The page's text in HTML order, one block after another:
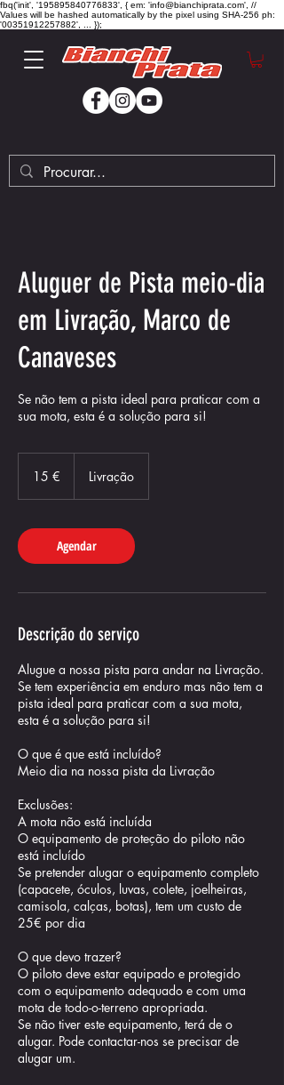
fbq('init', '195895840776833', { em: 'info@bianchiprata.com', //
Values will be hashed automatically by the pixel using SHA-256 ph:
'00351912257882', ... });
Aluguer de Pista meio-dia
em Livração, Marco de
Canaveses
Se não tem a pista ideal para praticar com a
sua mota, esta é a solução para si!
15 € Livração
Agendar
Descrição do serviço
Alugue a nossa pista para andar na Livração.
Se tem experiência em enduro mas não tem a
pista ideal para praticar com a sua mota,
esta é a solução para si!
O que é que está incluído?
Meio dia na nossa pista da Livração
Exclusões:
A mota não está incluída
O equipamento de proteção do piloto não
está incluído
Se pretender alugar o equipamento completo
(capacete, óculos, luvas, colete, joelheiras,
camisola, calças, botas), tem um custo de
25€ por dia
O que devo trazer?
O piloto deve estar equipado e protegido
com o equipamento adequado e com uma
mota de todo-o-terreno apropriada.
Se não tiver este equipamento, terá de o
alugar. Pode contactar-nos se precisar de
alugar um.